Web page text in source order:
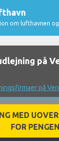
om lufthavnen
på
på
MED
FOR